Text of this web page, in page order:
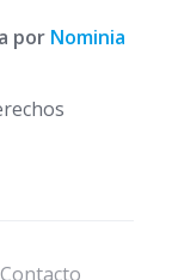
por Nominia
Contacto